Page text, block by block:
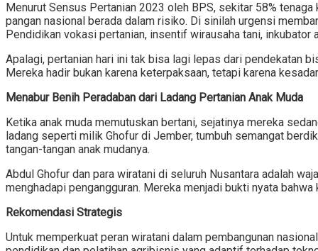
Menurut Sensus Pertanian 2023 oleh BPS, sekitar 58%
pangan nasional berada dalam risiko. Di sinilah urgensi
Pendidikan vokasi pertanian, insentif wirausaha tani,
Apalagi, pertanian hari ini tak bisa lagi lepas dari pendekatan
Mereka hadir bukan karena keterpaksaan, tetapi karena
Menabur Benih Peradaban dari Ladang Pertanian Anak Muda
Ketika anak muda memutuskan bertani, sejatinya mereka
ladang seperti milik Ghofur di Jember, tumbuh semangat
tangan-tangan anak mudanya.
Abdul Ghofur dan para wiratani di seluruh Nusantara adalah
menghadapi pengangguran. Mereka menjadi bukti nyata
Rekomendasi Strategis
Untuk memperkuat peran wiratani dalam pembangunan